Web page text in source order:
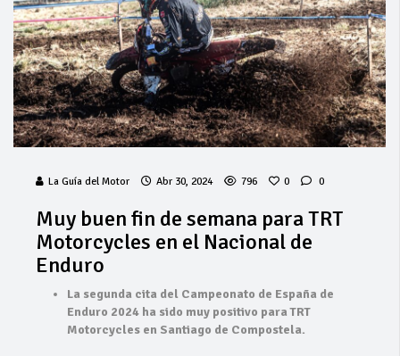
La Guía del Motor Abr 30, 2024 796 0 0
Muy buen fin de semana para TRT
Motorcycles en el Nacional de
Enduro
La segunda cita del Campeonato de España de
Enduro 2024 ha sido muy positivo para TRT
Motorcycles en Santiago de Compostela.